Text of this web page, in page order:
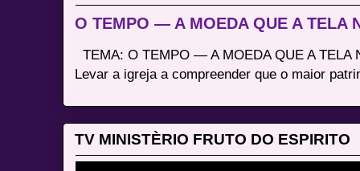
O TEMPO — A MOEDA QUE A TELA
TEMA: O TEMPO — A MOEDA QUE A TELA
Levar a igreja a compreender que o maior
TV MINISTÈRIO FRUTO DO ESPIRITO